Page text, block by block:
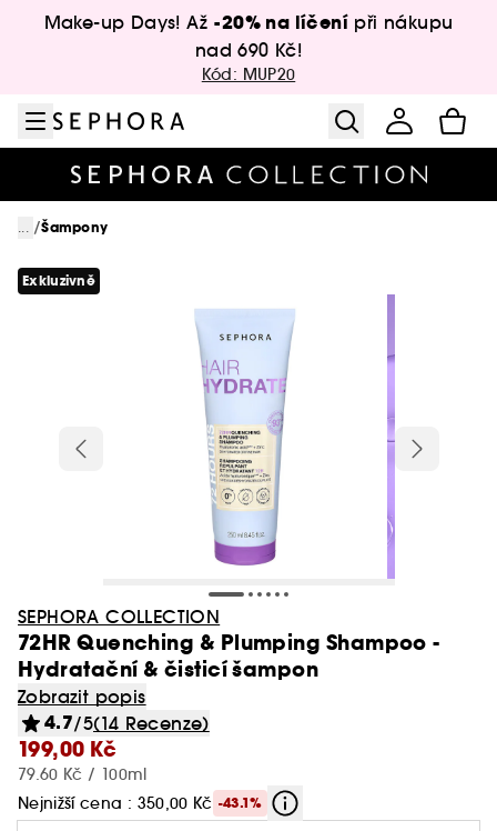
Přejít na hlavní obsah
Make-up Days! Až -20% na líčení při nákupu
nad 690 Kč!
Kód: MUP20
... /Šampony
Exkluzivně
SEPHORA COLLECTION
72HR Quenching & Plumping Shampoo -
Hydratační & čisticí šampon
Zobrazit popis
4.7/5(14 Recenze)
199,00 Kč
79.60 Kč / 100ml
Nejnižší cena : 350,00 Kč -43.1%